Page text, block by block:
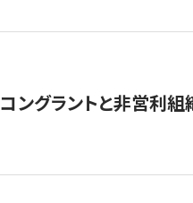
コングラントと非営利